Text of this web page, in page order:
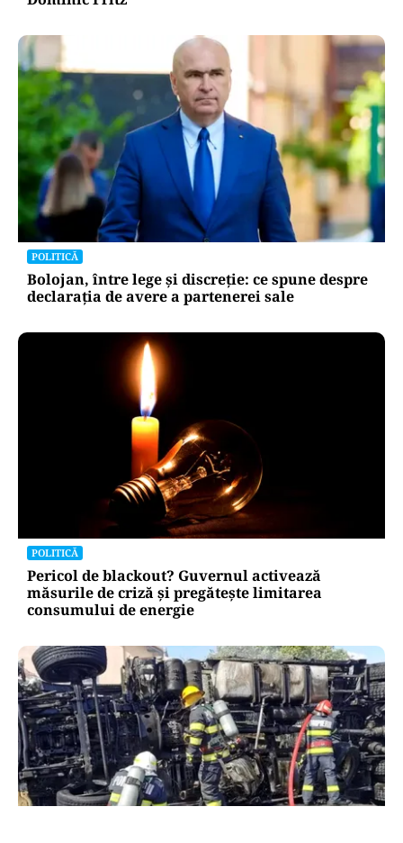
POLITICĂ
Bolojan, între lege și discreție: ce spune despre
declarația de avere a partenerei sale
POLITICĂ
Pericol de blackout? Guvernul activează
măsurile de criză și pregătește limitarea
consumului de energie